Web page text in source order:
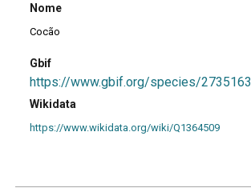
Nome
Cocão
Gbif
https://www.gbif.org/species/2735163
Wikidata
https://www.wikidata.org/wiki/Q1364509